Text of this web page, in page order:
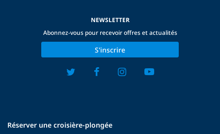
Réserver une croisière-plongée
NEWSLETTER
Abonnez-vous pour recevoir offres et actualités
S'inscrire